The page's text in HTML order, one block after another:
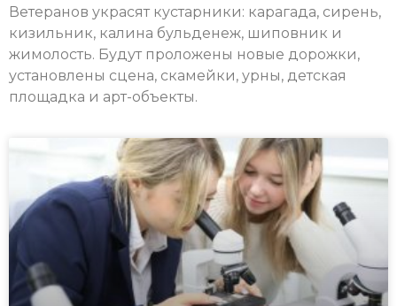
Ветеранов украсят кустарники: карагада, сирень,
кизильник, калина бульденеж, шиповник и
жимолость. Будут проложены новые дорожки,
установлены сцена, скамейки, урны, детская
площадка и арт-объекты.